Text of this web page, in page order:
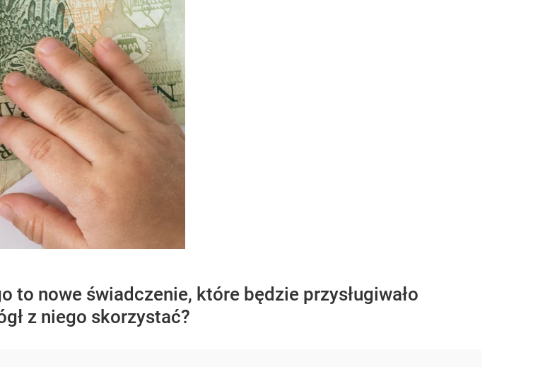
to nowe świadczenie, które będzie przysługiwało
z niego skorzystać?